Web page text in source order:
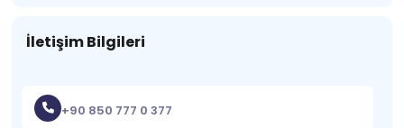
İletişim Bilgileri
+90 850 777 0 377